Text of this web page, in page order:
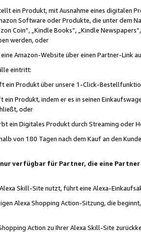
ein Produkt, mit Ausnahme eines digitalen
Software oder Produkte, die unter dem
Coin“, „Kindle Books“, „Kindle
werden, oder
Amazon-Website über einen Partner-Link
eintritt:
ein Produkt über unsere 1-Click-
Produkt, indem er es in seinen
oder
ein Digitales Produkt durch Streaming oder
von 180 Tagen nach dem Kauf an den
verfügbar für Partner, die eine
Skill-Site nutzt, führt eine Alexa-
Alexa Shopping Action-Sitzung, die
Action zu Ihrer Alexa Skill-Site